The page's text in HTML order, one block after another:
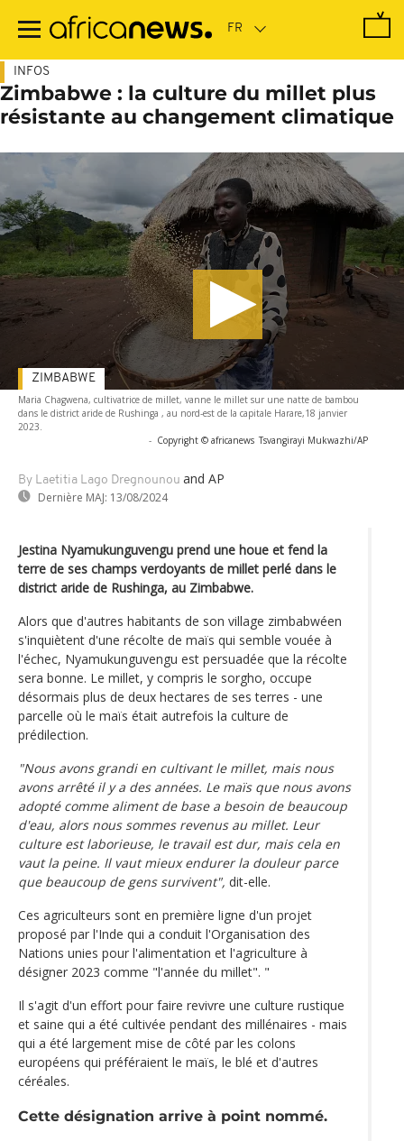
contenu
INFOS
Zimbabwe : la culture du millet plus
résistante au changement climatique
Maria Chagwena, cultivatrice de millet, vanne le millet sur une natte de bambou
dans le district aride de Rushinga , au nord-est de la capitale Harare,18 janvier
2023.
- Copyright © africanews Tsvangirayi Mukwazhi/AP
By Laetitia Lago Dregnounou and AP
Dernière MAJ: 13/08/2024
ZIMBABWE
Jestina Nyamukunguvengu prend une houe et fend la
terre de ses champs verdoyants de millet perlé dans le
district aride de Rushinga, au Zimbabwe.
Alors que d'autres habitants de son village zimbabwéen
s'inquiètent d'une récolte de maïs qui semble vouée à
l'échec, Nyamukunguvengu est persuadée que la récolte
sera bonne. Le millet, y compris le sorgho, occupe
désormais plus de deux hectares de ses terres - une
parcelle où le maïs était autrefois la culture de
prédilection.
"Nous avons grandi en cultivant le millet, mais nous
avons arrêté il y a des années. Le maïs que nous avons
adopté comme aliment de base a besoin de beaucoup
d'eau, alors nous sommes revenus au millet. Leur
culture est laborieuse, le travail est dur, mais cela en
vaut la peine. Il vaut mieux endurer la douleur parce
que beaucoup de gens survivent", dit-elle.
Ces agriculteurs sont en première ligne d'un projet
proposé par l'Inde qui a conduit l'Organisation des
Nations unies pour l'alimentation et l'agriculture à
désigner 2023 comme "l'année du millet". "
Il s'agit d'un effort pour faire revivre une culture rustique
et saine qui a été cultivée pendant des millénaires - mais
qui a été largement mise de côté par les colons
européens qui préféraient le maïs, le blé et d'autres
céréales.
Cette désignation arrive à point nommé.